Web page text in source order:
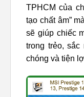
TPHCM của
tạo chất âm”
sẽ giúp chiếc
trong trẻo,
chóng và tiện